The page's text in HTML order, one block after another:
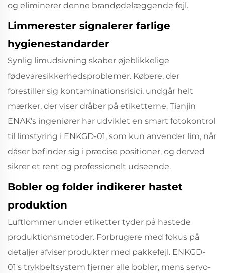
og eliminerer denne brandødelæggende fejl.
Limmerester signalerer farlige
hygienestandarder
Synlig limudsivning skaber øjeblikkelige
fødevaresikkerhedsproblemer. Købere, der
forestiller sig kontaminationsrisici, undgår helt
mærker, der viser dråber på etiketterne. Tianjin
ENAK's ingeniører har udviklet en smart fotokontrol
til limstyring i ENKGD-01, som kun anvender lim, når
dåser befinder sig i præcise positioner, og derved
sikrer et rent og professionelt udseende.
Bobler og folder indikerer hastet
produktion
Luftlommer under etiketter tyder på hastede
produktionsmetoder. Forbrugere med fokus på
detaljer afviser produkter med pakkefejl. ENKGD-
01's trykbeltsystem fjerner alle bobler, mens servo-